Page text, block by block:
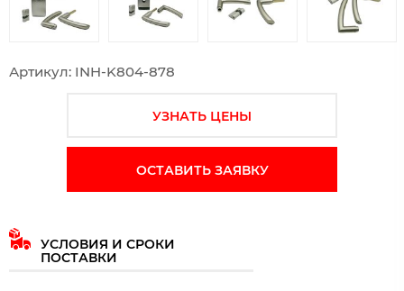
Артикул: INH-K804-878
УЗНАТЬ ЦЕНЫ
ОСТАВИТЬ ЗАЯВКУ
УСЛОВИЯ И СРОКИ
ПОСТАВКИ